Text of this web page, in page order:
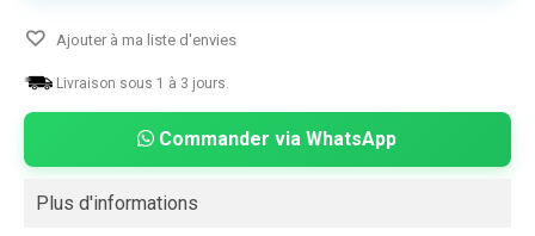
Ajouter à ma liste d'envies
Livraison sous 1 à 3 jours.
Commander via WhatsApp
Plus d'informations